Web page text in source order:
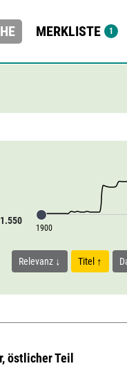
MERKLISTE
1900
Relevanz Titel
östlicher Teil